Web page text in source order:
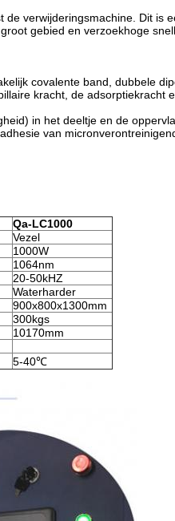
verwijderingsmachine. Dit is
gebied en verzoekhoge
covalente band, dubbele
kracht, de adsorptiekracht
in het deeltje en de
van
Qa-LC1000
Vezel
1000W
1064nm
20-50kHZ
Waterharder
900x800x1300mm
300kgs
10170mm
5-40℃